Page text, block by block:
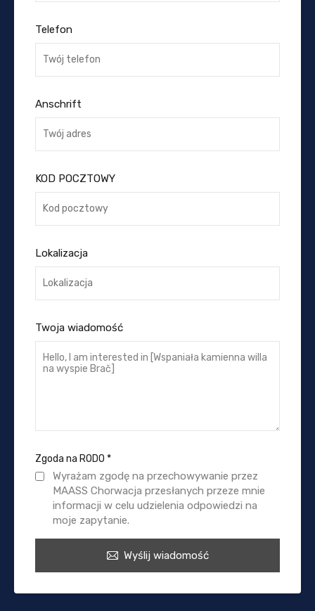
Telefon
Anschrift
KOD POCZTOWY
Lokalizacja
Twoja wiadomość
Zgoda na RODO *
Wyrażam zgodę na przechowywanie przez
MAASS Chorwacja przesłanych przeze mnie
informacji w celu udzielenia odpowiedzi na
moje zapytanie.
Wyślij wiadomość